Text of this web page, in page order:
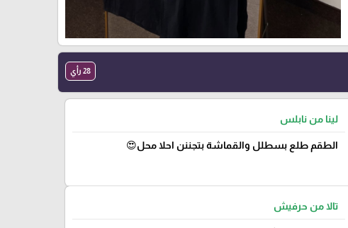
28 رأي
لينا من نابلس
الطقم طلع بسطلل والقماشة بتجننن احلا محل😍
تالا من حرفيش